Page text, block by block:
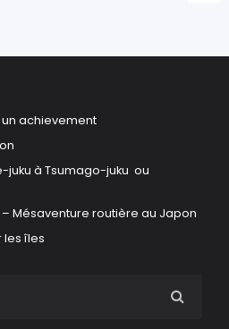
un achievement
juku à Tsumago-juku ou
– Mésaventure routière au Japon
les îles